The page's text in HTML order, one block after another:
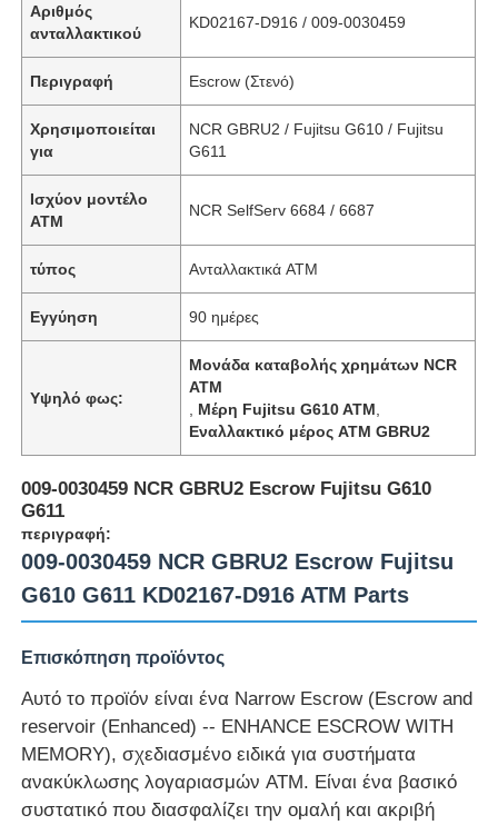
Αριθμός
ανταλλακτικού
KD02167-D916 / 009-0030459
Περιγραφή Escrow (Στενό)
Χρησιμοποιείται
για
NCR GBRU2 / Fujitsu G610 / Fujitsu
G611
Ισχύον μοντέλο
ΑΤΜ
NCR SelfServ 6684 / 6687
τύπος Ανταλλακτικά ATM
Εγγύηση 90 ημέρες
Υψηλό φως:
Μονάδα καταβολής χρημάτων NCR
ATM
Μέρη Fujitsu G610 ATM
Εναλλακτικό μέρος ATM GBRU2
009-0030459 NCR GBRU2 Escrow Fujitsu G610
G611
περιγραφή:
009-0030459 NCR GBRU2 Escrow Fujitsu
G610 G611 KD02167-D916 ATM Parts
Επισκόπηση προϊόντος
Αυτό το προϊόν είναι ένα Narrow Escrow (Escrow and
reservoir (Enhanced) -- ENHANCE ESCROW WITH
MEMORY), σχεδιασμένο ειδικά για συστήματα
ανακύκλωσης λογαριασμών ATM. Είναι ένα βασικό
συστατικό που διασφαλίζει την ομαλή και ακριβή